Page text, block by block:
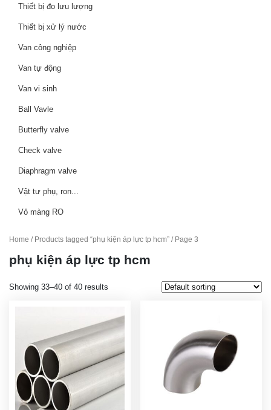
Thiết bị đo lưu lượng
Thiết bị xử lý nước
Van công nghiệp
Van tự động
Van vi sinh
Ball Vavle
Butterfly valve
Check valve
Diaphragm valve
Vật tư phụ, ron...
Vỏ màng RO
Home / Products tagged “phụ kiện áp lực tp hcm” / Page 3
phụ kiện áp lực tp hcm
Showing 33–40 of 40 results